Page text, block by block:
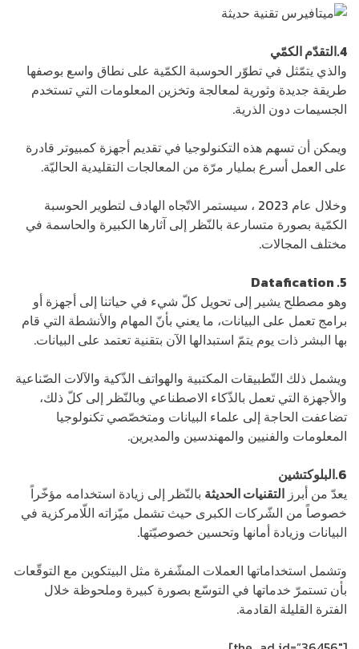
4.التقدّم الكمّي
والذي يتمّثل في تطوّر الحوسبة الكمّية على نطاق واسع بوصفها
طريقة جديدة وثورية لمعالجة وتخزين المعلومات التي تستخدم
الجسيمات دون الذرية.
ويمكن أن تسهم هذه التكنولوجيا في تقديم أجهزة كمبيوتر قادرة
على العمل أسرع بمليار مرّة من المعالجات التقليدية الحاليّة.
وخلال عام 2023 ، سيستمر الاتّجاه الهادف لتطوير الحوسبة
الكمّية بصورة متسارعة بالنّظر إلى آثارها الكبيرة والحاسمة في
مختلف المجالات.
Datafication .5
وهو مصطلح يشير إلى تحويل كلّ شيء في حياتنا إلى أجهزة أو
برامج تعمل على البيانات، ما يعني بأنّ المهام والأنشطة التي قام
بها البشر ذات يوم يتمّ استبدالها الآن بتقنية تعتمد على البيانات.
ويشمل ذلك التّطبيقات المكتبية والهواتف الذّكية والآلات الصّناعية
والأجهزة التي تعمل بالذّكاء الاصطناعي وبالنّظر إلى كلّ ذلك،
تضاعفت الحاجة إلى علماء البيانات ومتخصّصي تكنولوجيا
المعلومات والفنيين والمهندسين والمديرين.
6.البلوكتشين
يعدّ من أبرز التقنيات الحديثة بالنّظر إلى زيادة استخدامه مؤخّراً
خصوصاً من الشّركات الكبرى حيث تشمل ميّزاته اللّامركزية في
البيانات وزيادة أمانها وتحسين خصوصيّتها.
وتشمل استخداماتها العملات المشّفرة مثل البيتكوين مع التوقّعات
بأن تستمرّ خدماتها في التوسّع بصورة كبيرة وملحوظة خلال
الفترة القليلة القادمة.